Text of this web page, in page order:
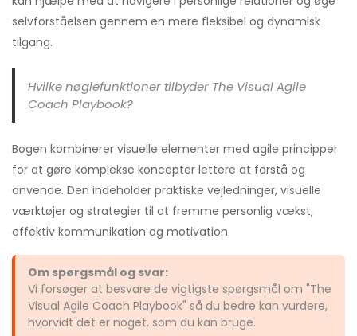
selvforståelsen gennem en mere fleksibel og dynamisk
tilgang.
Hvilke nøglefunktioner tilbyder The Visual Agile
Coach Playbook?
Bogen kombinerer visuelle elementer med agile principper
for at gøre komplekse koncepter lettere at forstå og
anvende. Den indeholder praktiske vejledninger, visuelle
værktøjer og strategier til at fremme personlig vækst,
effektiv kommunikation og motivation.
Om spørgsmål og svar:
Vi forsøger at besvare de vigtigste spørgsmål om "The
Visual Agile Coach Playbook" så du bedre kan vurdere,
hvorvidt det er noget, som du kan bruge.